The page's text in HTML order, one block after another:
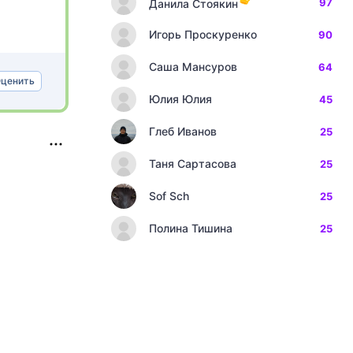
Данила Стоякин
Игорь Проскуренко 90
Саша Мансуров 64
Юлия Юлия 45
Глеб Иванов 25
Таня Сартасова 25
Sof Sch 25
Полина Тишина 25